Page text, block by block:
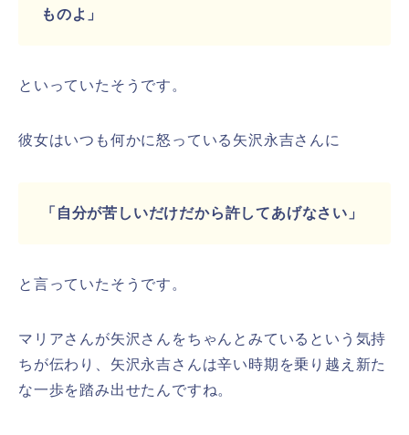
ものよ」
といっていたそうです。
彼女はいつも何かに怒っている矢沢永吉さんに
「自分が苦しいだけだから許してあげなさい」
と言っていたそうです。
マリアさんが矢沢さんをちゃんとみているという気持
ちが伝わり、矢沢永吉さんは辛い時期を乗り越え新た
な一歩を踏み出せたんですね。